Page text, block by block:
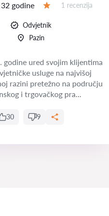
32 godine Recenzija:
1 recenzija
Odvjetnik
Pazin
godine ured svojim klijentima
usluge na najvišoj
razini pretežno na području
i trgovačkog pra...
30 9